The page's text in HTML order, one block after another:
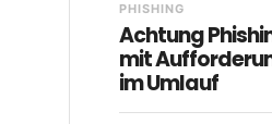
PHISHING
Achtung
mit
im Umlauf